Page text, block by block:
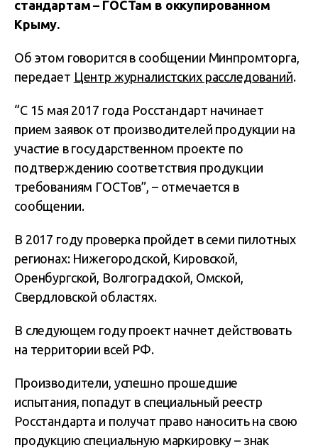
стандартам – ГОСТам в оккупированном
Крыму.
Об этом говорится в сообщении Минпромторга,
передает Центр журналистских расследований.
“С 15 мая 2017 года Росстандарт начинает
прием заявок от производителей продукции на
участие в государственном проекте по
подтверждению соответствия продукции
требованиям ГОСТов”, – отмечается в
сообщении.
В 2017 году проверка пройдет в семи пилотных
регионах: Нижегородской, Кировской,
Оренбургской, Волгоградской, Омской,
Свердловской областях.
В следующем году проект начнет действовать
на территории всей РФ.
Производители, успешно прошедшие
испытания, попадут в специальный реестр
Росстандарта и получат право наносить на свою
продукцию специальную маркировку – знак